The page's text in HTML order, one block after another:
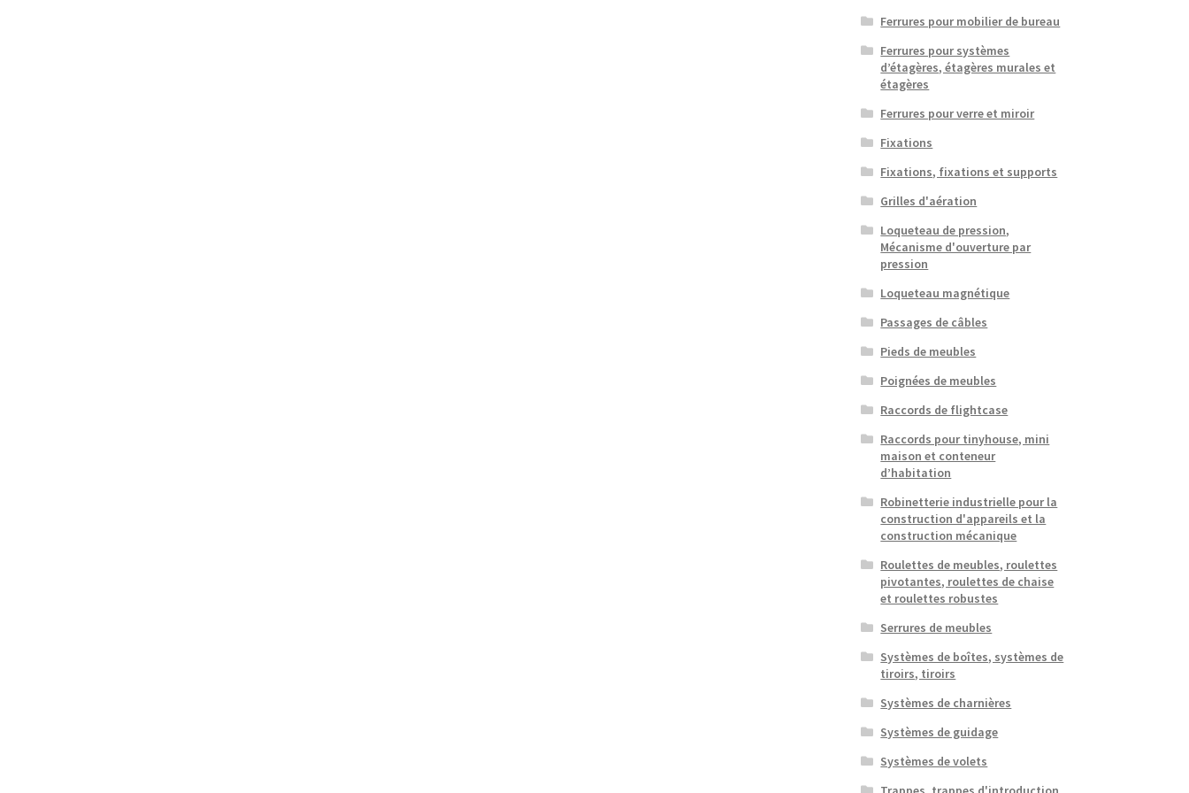
Ferrures pour mobilier de bureau
Ferrures pour systèmes
d’étagères, étagères murales et
étagères
Ferrures pour verre et miroir
Fixations
Fixations, fixations et supports
Grilles d'aération
Loqueteau de pression,
Mécanisme d'ouverture par
pression
Loqueteau magnétique
Passages de câbles
Pieds de meubles
Poignées de meubles
Raccords de flightcase
Raccords pour tinyhouse, mini
maison et conteneur
d’habitation
Robinetterie industrielle pour la
construction d'appareils et la
construction mécanique
Roulettes de meubles, roulettes
pivotantes, roulettes de chaise
et roulettes robustes
Serrures de meubles
Systèmes de boîtes, systèmes de
tiroirs, tiroirs
Systèmes de charnières
Systèmes de guidage
Systèmes de volets